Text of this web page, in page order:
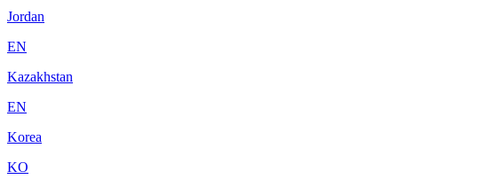
Jordan
EN
Kazakhstan
EN
Korea
KO